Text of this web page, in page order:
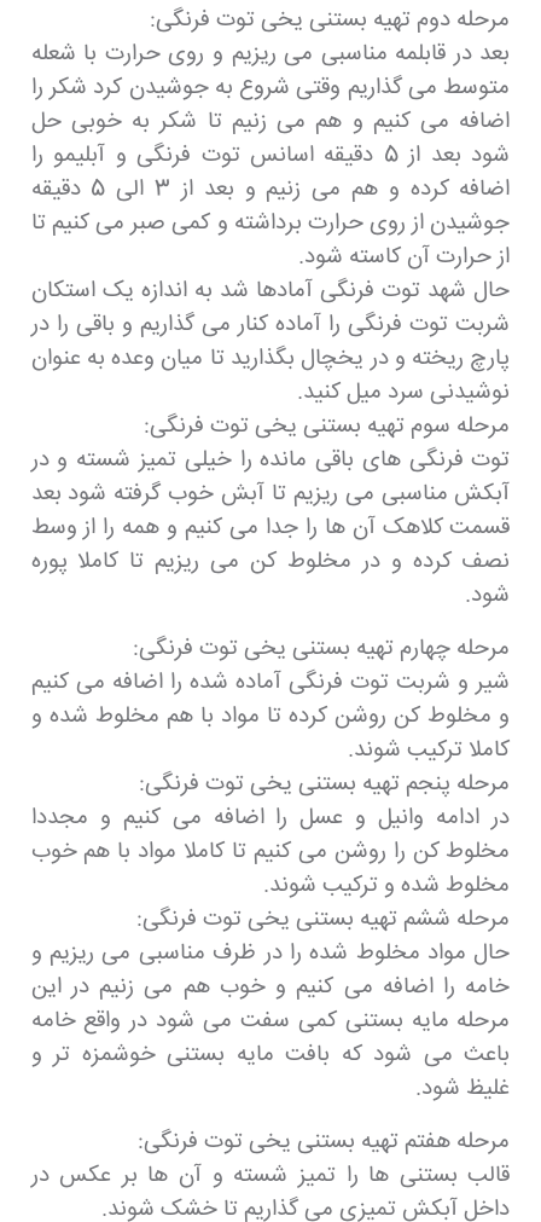
مرحله دوم تهیه بستنی یخی توت فرنگی:
بعد در قابلمه مناسبی می ریزیم و روی حرارت با شعله
متوسط می گذاریم وقتی شروع به جوشیدن کرد شکر را
اضافه می کنیم و هم می زنیم تا شکر به خوبی حل
شود بعد از 5 دقیقه اسانس توت فرنگی و آبلیمو را
اضافه کرده و هم می زنیم و بعد از 3 الی 5 دقیقه
جوشیدن از روی حرارت برداشته و کمی صبر می کنیم تا
از حرارت آن کاسته شود.
حال شهد توت فرنگی آمادها شد به اندازه یک استکان
شربت توت فرنگی را آماده کنار می گذاریم و باقی را در
پارچ ریخته و در یخچال بگذارید تا میان وعده به عنوان
نوشیدنی سرد میل کنید.
مرحله سوم تهیه بستنی یخی توت فرنگی:
توت فرنگی های باقی مانده را خیلی تمیز شسته و در
آبکش مناسبی می ریزیم تا آبش خوب گرفته شود بعد
قسمت کلاهک آن ها را جدا می کنیم و همه را از وسط
نصف کرده و در مخلوط کن می ریزیم تا کاملا پوره
شود.
مرحله چهارم تهیه بستنی یخی توت فرنگی:
شیر و شربت توت فرنگی آماده شده را اضافه می کنیم
و مخلوط کن روشن کرده تا مواد با هم مخلوط شده و
کاملا ترکیب شوند.
مرحله پنجم تهیه بستنی یخی توت فرنگی:
در ادامه وانیل و عسل را اضافه می کنیم و مجددا
مخلوط کن را روشن می کنیم تا کاملا مواد با هم خوب
مخلوط شده و ترکیب شوند.
مرحله ششم تهیه بستنی یخی توت فرنگی:
حال مواد مخلوط شده را در ظرف مناسبی می ریزیم و
خامه را اضافه می کنیم و خوب هم می زنیم در این
مرحله مایه بستنی کمی سفت می شود در واقع خامه
باعث می شود که بافت مایه بستنی خوشمزه تر و
غلیظ شود.
مرحله هفتم تهیه بستنی یخی توت فرنگی:
قالب بستنی ها را تمیز شسته و آن ها بر عکس در
داخل آبکش تمیزی می گذاریم تا خشک شوند.